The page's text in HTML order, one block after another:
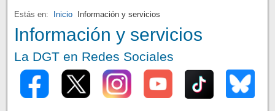
Estás en: Inicio Información y servicios
Información y servicios
La DGT en Redes Sociales